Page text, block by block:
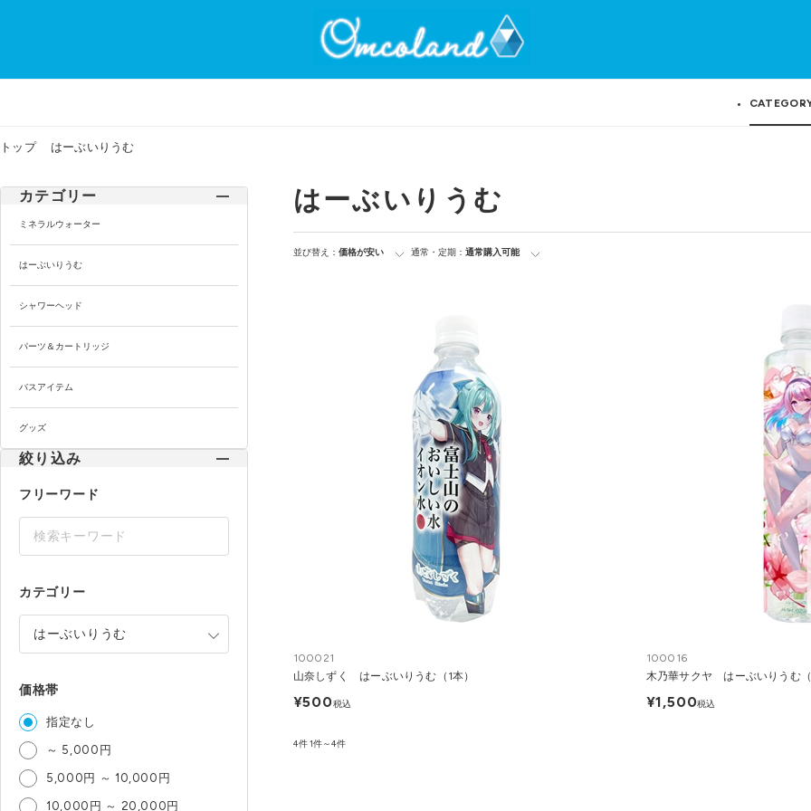
トップ はーぶいりうむ
カテゴリー
ミネラルウォーター
はーぶいりうむ
シャワーヘッド
パーツ＆カートリッジ
バスアイテム
グッズ
絞り込み
フリーワード
カテゴリー
価格帯
指定なし
～ 5,000円
5,000円 ～ 10,000円
10,000円 ～ 20,000円
はーぶいりうむ
並び替え： 価格が安い 通常・定期： 通常購入可能
100021
山奈しずく はーぶいりうむ（1本）
¥500税込
100016
木乃華サクヤ はーぶいりうむ
¥1,500税込
4件1件～4件